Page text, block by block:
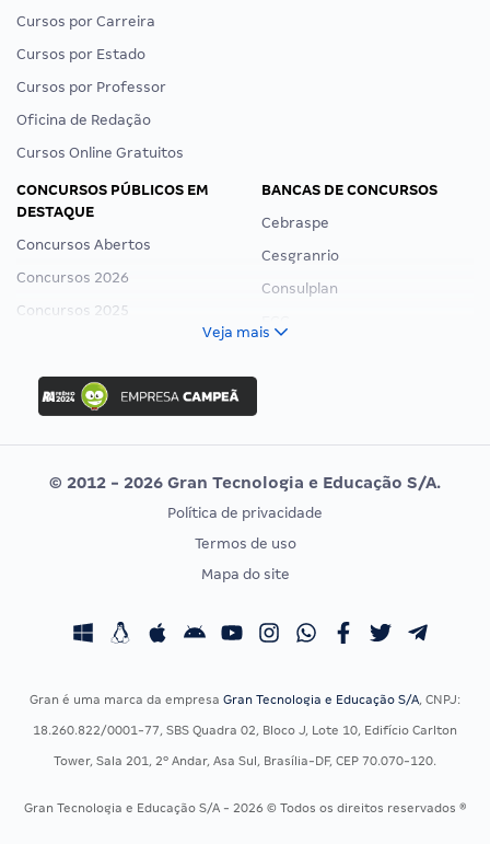
Cursos por Carreira
Cursos por Estado
Cursos por Professor
Oficina de Redação
Cursos Online Gratuitos
CONCURSOS PÚBLICOS EM
DESTAQUE
Concursos Abertos
Concursos 2026
Concursos 2025
Concurso Ibama
Concurso MPU
Editais publicados
BANCAS DE CONCURSOS
Cebraspe
Cesgranrio
Consulplan
Vunesp
CONCURSOS POR PROFISSÃO
Concursos Fiscais
Concursos Saúde
Residência Multiprofissional
EXAME DE ORDEM
Calendário OAB
Veja mais
© 2012 - 2026 Gran Tecnologia e Educação S/A.
Política de privacidade
Termos de uso
Mapa do site
Gran é uma marca da empresa Gran Tecnologia e Educação S/A, CNPJ:
18.260.822/0001-77, SBS Quadra 02, Bloco J, Lote 10, Edifício Carlton
Tower, Sala 201, 2º Andar, Asa Sul, Brasília-DF, CEP 70.070-120.
Gran Tecnologia e Educação S/A - 2026 © Todos os direitos reservados ®